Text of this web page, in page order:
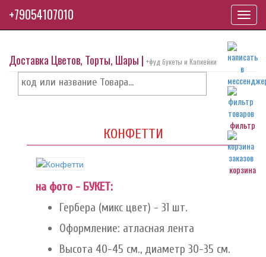
фильтр
корзина
Доставка Цветов, Торты, Шары | +фуд букеты и Капкейки
КОНФЕТТИ
на фото - БУКЕТ:
Гербера (микс цвет) - 31 шт.
Оформление: атласная лента
Высота 40-45 см., диаметр 30-35 см.
+79054107010